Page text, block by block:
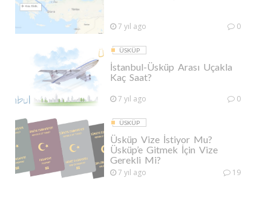
7 yıl ago 0
ÜSKÜP
İstanbul-Üsküp Arası Uçakla
Kaç Saat?
7 yıl ago 0
ÜSKÜP
Üsküp Vize İstiyor Mu?
Üsküp’e Gitmek İçin Vize
Gerekli Mi?
7 yıl ago 19